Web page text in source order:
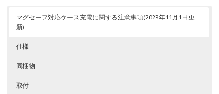
マグセーフ対応ケース充電に関する注意事項(2023年11月1日更
新)
仕様
同梱物
取付